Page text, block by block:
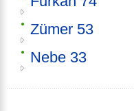
Zümer 53
Nebe 33